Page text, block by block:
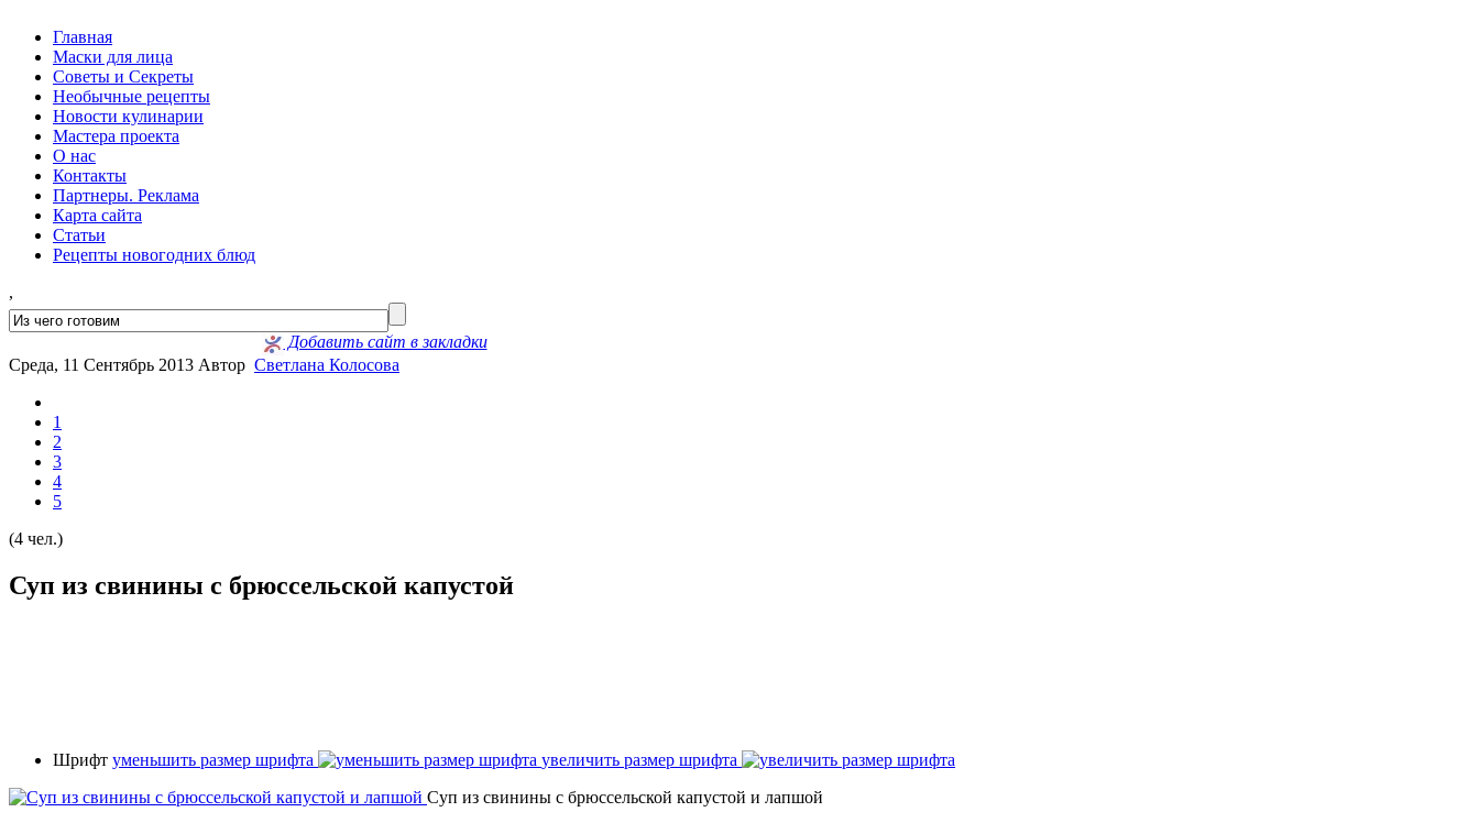
Главная
Маски для лица
Советы и Секреты
Необычные рецепты
Новости кулинарии
Мастера проекта
О нас
Контакты
Партнеры. Реклама
Карта сайта
Статьи
Рецепты новогодних блюд
,
Добавить сайт в закладки
Среда, 11 Сентябрь 2013 Автор Светлана Колосова
1
2
3
4
5
(4 чел.)
Суп из свинины с брюссельской капустой
Шрифт уменьшить размер шрифта
увеличить размер шрифта
Суп из свинины с брюссельской капустой и лапшой